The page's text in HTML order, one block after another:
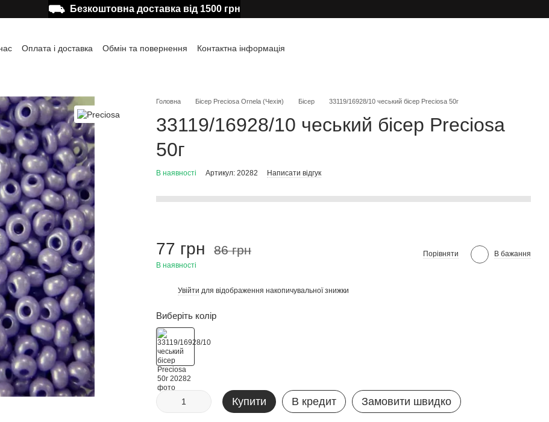
⛟ Безкоштовна доставка від 1500 грн
Оплата і доставка Обмін та повернення
Контактна інформація
Головна Бісер Preciosa Ornela (Чехія) Бісер 33119/16928/10 чеський бісер Preciosa 50г
33119/16928/10 чеський бісер Preciosa
50г
В наявності Артикул: 20282 Написати відгук
77 грн 86 грн
В наявності
Порівняти В бажання
Увійти для відображення накопичувальної знижки
Виберіть колір
Купити В кредит Замовити швидко